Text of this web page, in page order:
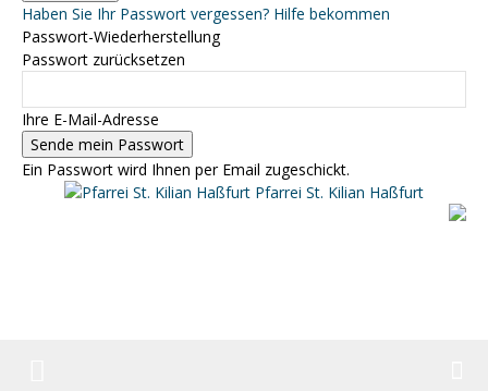
Haben Sie Ihr Passwort vergessen? Hilfe bekommen
Passwort-Wiederherstellung
Passwort zurücksetzen
Ihre E-Mail-Adresse
Ein Passwort wird Ihnen per Email zugeschickt.
Pfarrei St. Kilian Haßfurt